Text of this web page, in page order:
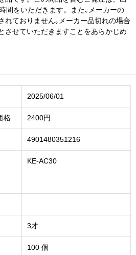
間をいただきます。また､メーカーの
れておりません｡メーカー品切れの場合
させていただきますことをあらかじめ
2025/06/01
格 2400円
4901480351216
KE-AC30
3才
100 個